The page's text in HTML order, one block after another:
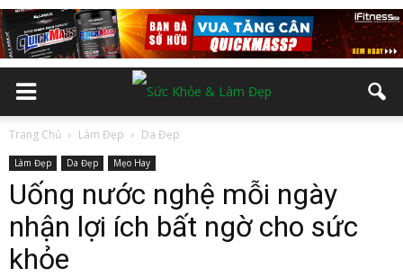
Trang Chủ Làm Đẹp Da Đẹp
Làm Đẹp Da Đẹp Mẹo Hay
Uống nước nghệ mỗi ngày
nhận lợi ích bất ngờ cho sức
khỏe